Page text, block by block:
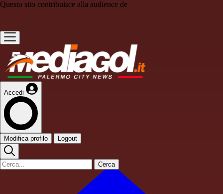
Questo sito contribuisce alla audience de
Accedi
Modifica profilo Logout
Cerca